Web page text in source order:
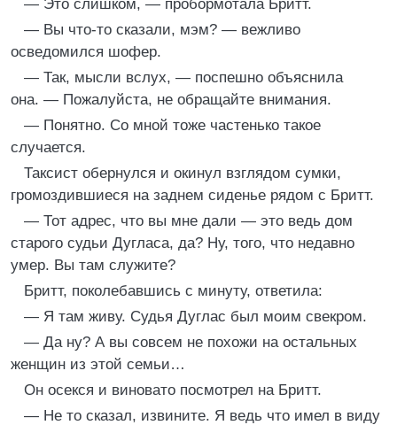
— Это слишком, — пробормотала Бритт.
— Вы что-то сказали, мэм? — вежливо
осведомился шофер.
— Так, мысли вслух, — поспешно объяснила
она. — Пожалуйста, не обращайте внимания.
— Понятно. Со мной тоже частенько такое
случается.
Таксист обернулся и окинул взглядом сумки,
громоздившиеся на заднем сиденье рядом с Бритт.
— Тот адрес, что вы мне дали — это ведь дом
старого судьи Дугласа, да? Ну, того, что недавно
умер. Вы там служите?
Бритт, поколебавшись с минуту, ответила:
— Я там живу. Судья Дуглас был моим свекром.
— Да ну? А вы совсем не похожи на остальных
женщин из этой семьи…
Он осекся и виновато посмотрел на Бритт.
— Не то сказал, извините. Я ведь что имел в виду